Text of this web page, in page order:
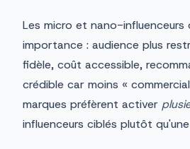
Les micro et nano-
importance : audience plus
fidèle, coût accessible,
crédible car moins «
marques préfèrent activer
influenceurs ciblés plutôt